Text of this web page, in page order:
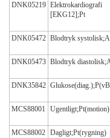
DNK05219 Elektrokardiografi
[EKG12];Pt
DNK05472 Blodtryk
DNK05473 Blodtryk
DNK35842
MCS88001
Ugentligt;Pt(motion)
MCS88002 Dagligt;Pt(rygning)